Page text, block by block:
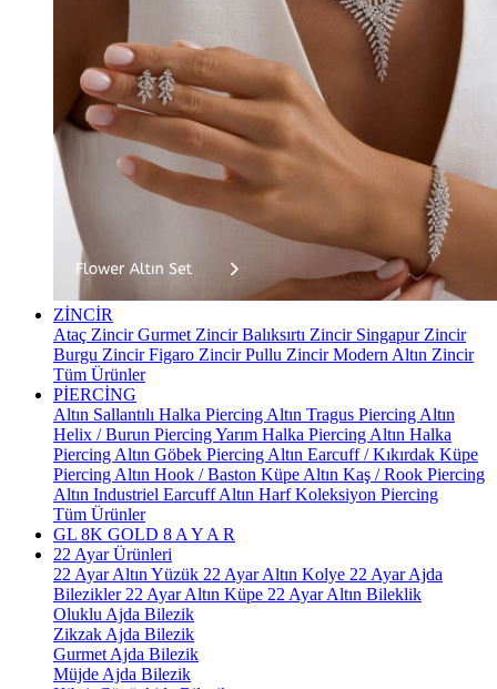
ZİNCİR
Ataç ZincirGurmet ZincirBalıksırtı Zincir Singapur Zincir
Burgu ZincirFigaro ZincirPullu ZincirModern Altın Zincir
Tüm Ürünler
PİERCİNG
Altın Sallantılı Halka Piercing Altın Tragus Piercing Altın
Helix / Burun PiercingYarım Halka Piercing Altın Halka
Piercing Altın Göbek Piercing Altın Earcuff / Kıkırdak Küpe
Piercing Altın Hook / Baston Küpe Altın Kaş / Rook Piercing
Altın Industriel EarcuffAltın Harf Koleksiyon Piercing
Tüm Ürünler
GL 8K GOLD 8 A Y A R
22 Ayar Ürünleri
22 Ayar Altın Yüzük 22 Ayar Altın Kolye 22 Ayar Ajda
Bilezikler 22 Ayar Altın Küpe 22 Ayar Altın Bileklik
Oluklu Ajda Bilezik
Zikzak Ajda Bilezik
Gurmet Ajda Bilezik
Müjde Ajda Bilezik